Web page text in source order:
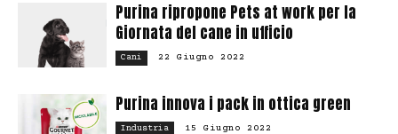
Purina ripropone Pets at work per la
Giornata del cane in ufficio
Cani 22 Giugno 2022
Purina innova i pack in ottica green
Industria 15 Giugno 2022